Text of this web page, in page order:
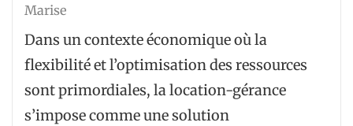
Marise
Dans un contexte économique où la
flexibilité et l’optimisation des ressources
sont primordiales, la location-gérance
s’impose comme une solution